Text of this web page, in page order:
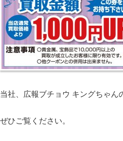
当社、広報ブチョウ キングちゃん
ぜひご覧ください。